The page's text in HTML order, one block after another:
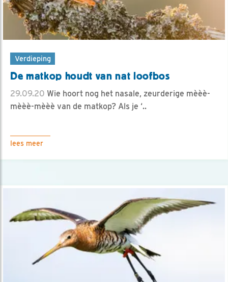
Verdieping
De matkop houdt van nat loofbos
29.09.20 Wie hoort nog het nasale, zeurderige mèèè-
mèèè-mèèè van de matkop? Als je ‘..
lees meer